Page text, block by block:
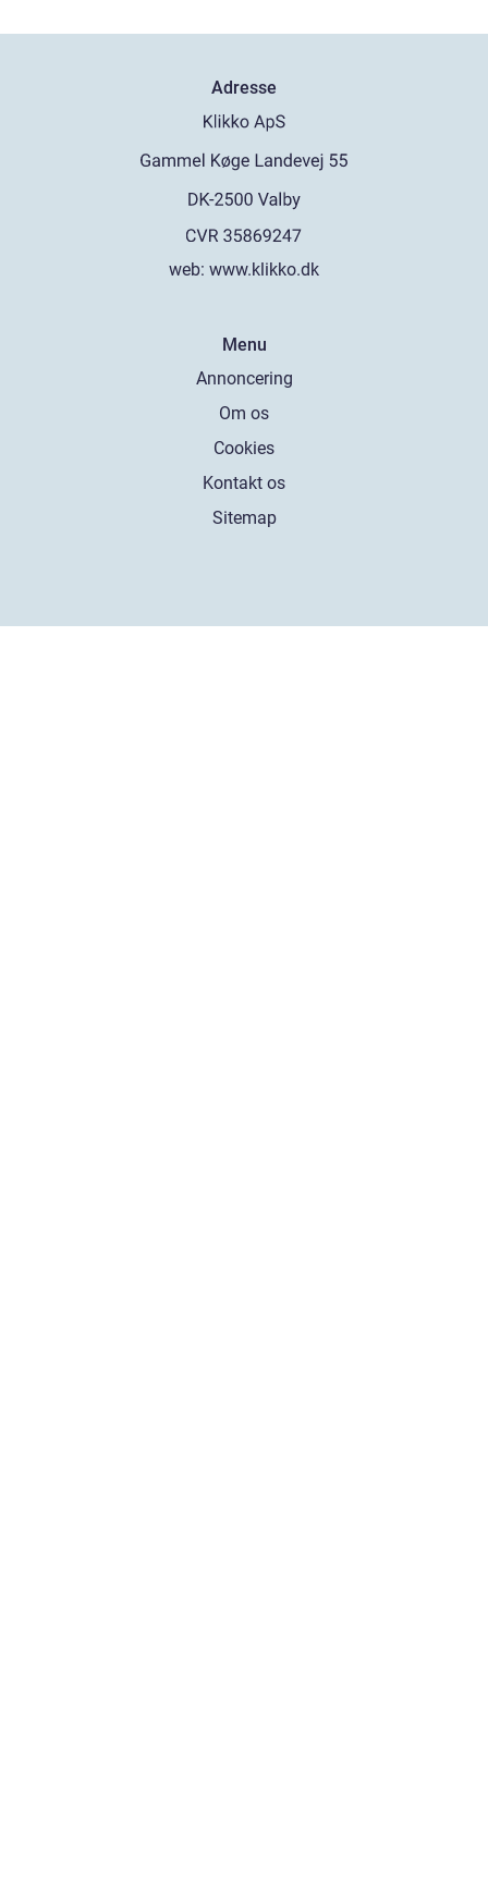
Adresse
web: www.klikko.dk
Menu
Annoncering
Om os
Cookies
Kontakt os
Sitemap